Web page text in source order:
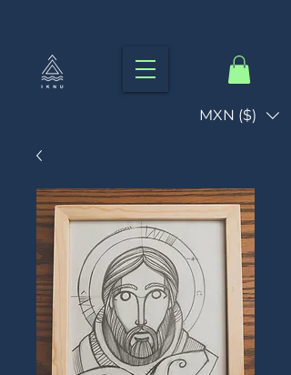
MXN ($)